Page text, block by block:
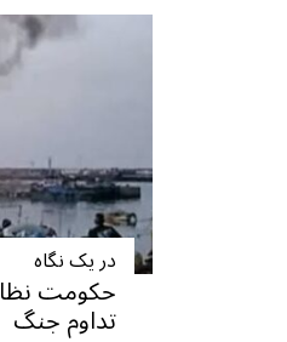
در یک نگاه
حکومت
تداوم جنگ